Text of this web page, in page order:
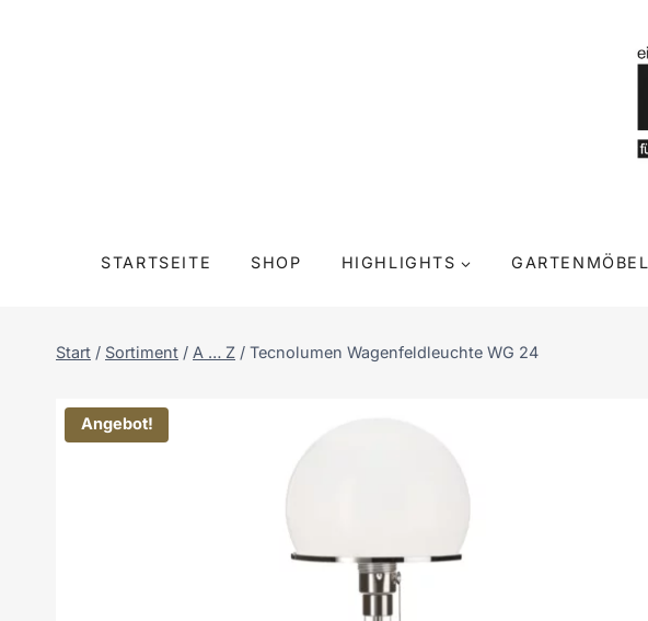
STARTSEITE SHOP HIGHLIGHTS GARTENMÖBEL
Start / Sortiment / A … Z / Tecnolumen Wagenfeldleuchte WG 24
Angebot!